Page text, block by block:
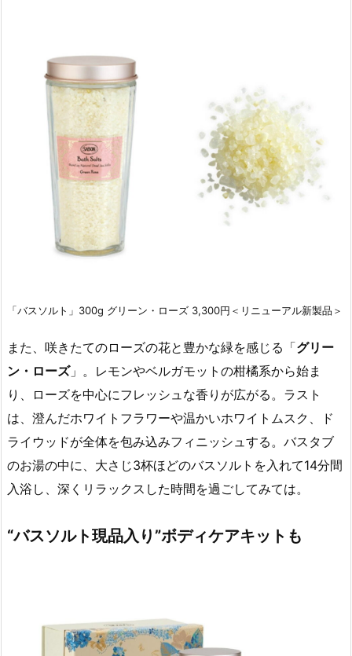
「バスソルト」300g グリーン・ローズ 3,300円＜リニューアル新製品＞
また、咲きたてのローズの花と豊かな緑を感じる「グリー
ン・ローズ」。レモンやベルガモットの柑橘系から始ま
り、ローズを中心にフレッシュな香りが広がる。ラスト
は、澄んだホワイトフラワーや温かいホワイトムスク、ド
ライウッドが全体を包み込みフィニッシュする。バスタブ
のお湯の中に、大さじ3杯ほどのバスソルトを入れて14分間
入浴し、深くリラックスした時間を過ごしてみては。
“バスソルト現品入り”ボディケアキットも